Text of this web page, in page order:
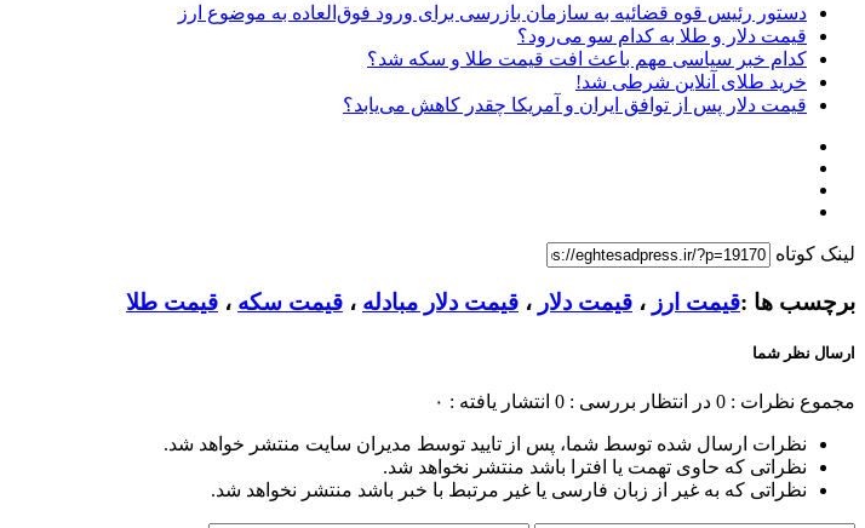
دستور رئیس قوه قضائیه به سازمان بازرسی برای ورود فوق‌العاده به موضوع ارز
قیمت دلار و طلا به کدام سو می‌رود؟
کدام خبر سیاسی مهم باعث افت قیمت طلا و سکه شد؟
خرید طلای آنلاین شرطی شد!
قیمت دلار پس از توافق ایران و آمریکا چقدر کاهش می‌یابد؟
لینک کوتاه
برچسب ها :قیمت ارز ، قیمت دلار ، قیمت دلار مبادله ، قیمت سکه ، قیمت طلا
ارسال نظر شما
مجموع نظرات : 0 در انتظار بررسی : 0 انتشار یافته : ۰
نظرات ارسال شده توسط شما، پس از تایید توسط مدیران سایت منتشر خواهد شد.
نظراتی که حاوی تهمت یا افترا باشد منتشر نخواهد شد.
نظراتی که به غیر از زبان فارسی یا غیر مرتبط با خبر باشد منتشر نخواهد شد.